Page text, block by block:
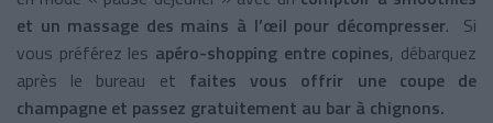
et un massage des mains à l’œil pour décompresser. Si
vous préférez les apéro-shopping entre copines, débarquez
après le bureau et faites vous offrir une coupe de
champagne et passez gratuitement au bar à chignons.